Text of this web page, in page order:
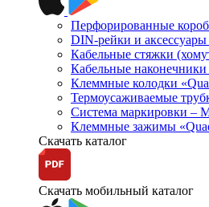
Перфорированные
DIN-рейки и аксессуары
Кабельные стяжки
Кабельные наконечники
Клеммные колодки
Термоусаживаемые
Система маркировки –
Клеммные зажимы
Скачать каталог
Скачать мобильный каталог